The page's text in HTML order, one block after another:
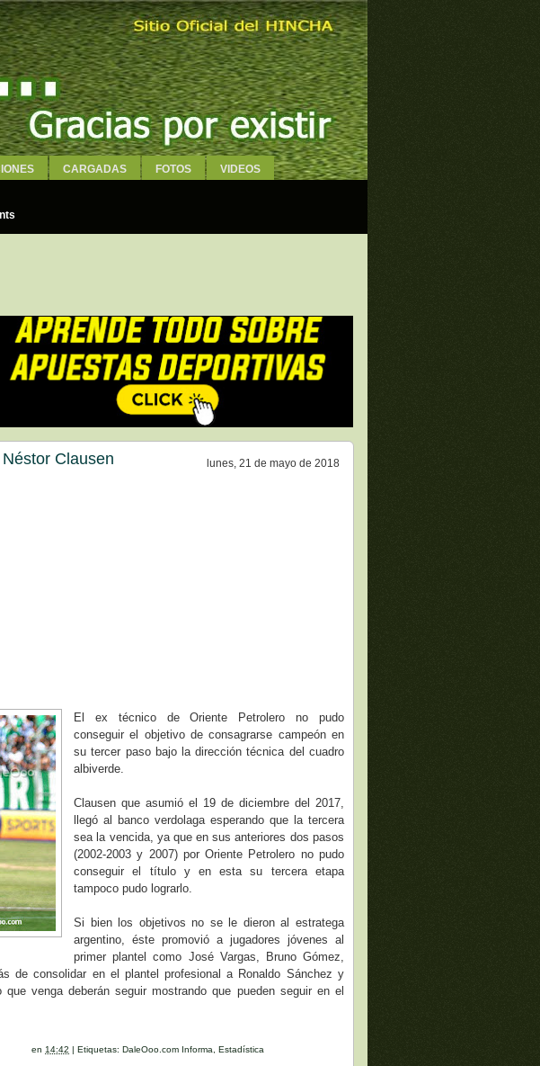
CARGADAS FOTOS VIDEOS
lunes, 21 de mayo de 2018
Clausen
El ex técnico de Oriente Petrolero no pudo
conseguir el objetivo de consagrarse campeón en
su tercer paso bajo la dirección técnica del cuadro
albiverde.
Clausen que asumió el 19 de diciembre del 2017,
llegó al banco verdolaga esperando que la tercera
sea la vencida, ya que en sus anteriores dos pasos
(2002-2003 y 2007) por Oriente Petrolero no pudo
conseguir el título y en esta su tercera etapa
tampoco pudo lograrlo.
Si bien los objetivos no se le dieron al estratega
argentino, éste promovió a jugadores jóvenes al
primer plantel como José Vargas, Bruno Gómez,
de consolidar en el plantel profesional a Ronaldo Sánchez y
venga deberán seguir mostrando que pueden seguir en el
en 14:42 |Etiquetas:DaleOoo.com Informa ,Estadística